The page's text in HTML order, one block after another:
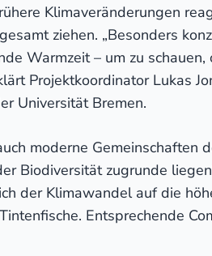
Klimaveränderungen
ziehen. „Besonders
Warmzeit – um zu
Projektkoordinator Lukas
Universität Bremen.
moderne Gemeinschaften
Biodiversität zugrunde
der Klimawandel auf die
Entsprechende